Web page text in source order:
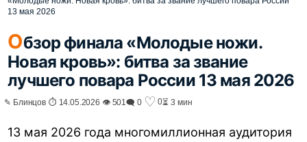
13 мая 2026
Обзор финала «Молодые ножи.
Новая кровь»: битва за звание
лучшего повара России 13 мая 2026
✎ Блинцов ⏱ 14.05.2026 👁 501🗨 0 ♡ 0⏳ 3 мин
13 мая 2026 года многомиллионная аудитория